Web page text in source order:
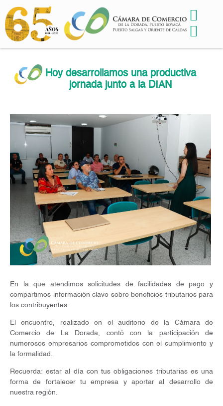
Hoy desarrollamos una productiva
jornada junto a la DIAN
En la que atendimos solicitudes de facilidades de pago y
compartimos información clave sobre beneficios tributarios para
los contribuyentes.
El encuentro, realizado en el auditorio de la Cámara de
Comercio de La Dorada, contó con la participación de
numerosos empresarios comprometidos con el cumplimiento y
la formalidad.
Recuerda: estar al día con tus obligaciones tributarias es una
forma de fortalecer tu empresa y aportar al desarrollo de
nuestra región.